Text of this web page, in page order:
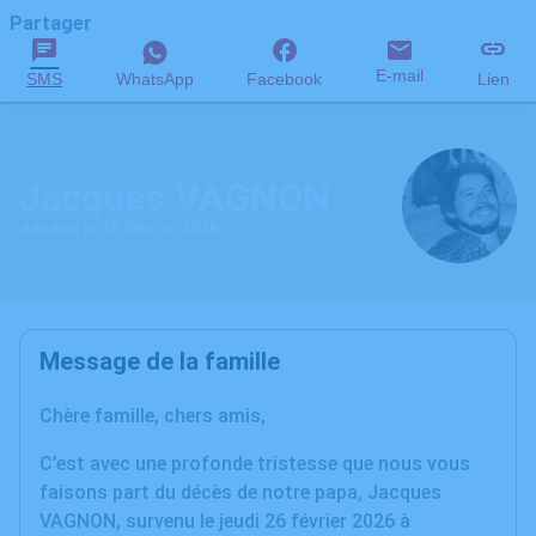
Partager
SMS WhatsApp Facebook E-mail Lien
Message de la famille
Chère famille, chers amis,
C’est avec une profonde tristesse que nous vous
faisons part du décès de notre papa, Jacques
VAGNON, survenu le jeudi 26 février 2026 à